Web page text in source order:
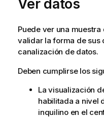
o
e
-
n
-
i
n
Ver datos
Puede ver una
validar la forma de sus
canalización de datos.
Deben cumplirse los
La visualización
habilitada a nivel
inquilino en el